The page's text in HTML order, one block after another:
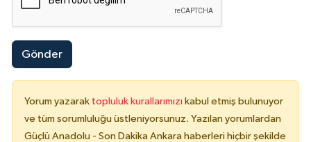
Gönder
Yorum yazarak topluluk kurallarımızı kabul etmiş bulunuyor
ve tüm sorumluluğu üstleniyorsunuz. Yazılan yorumlardan
Güçlü Anadolu - Son Dakika Ankara haberleri hiçbir şekilde